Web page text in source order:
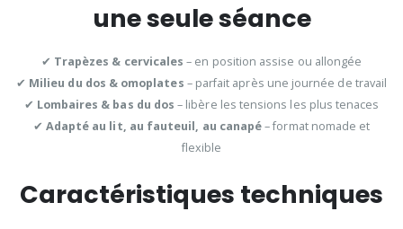
une seule séance
✔ Trapèzes & cervicales – en position assise ou allongée
✔ Milieu du dos & omoplates – parfait après une journée de travail
✔ Lombaires & bas du dos – libère les tensions les plus tenaces
✔ Adapté au lit, au fauteuil, au canapé– format nomade et
flexible
Caractéristiques techniques